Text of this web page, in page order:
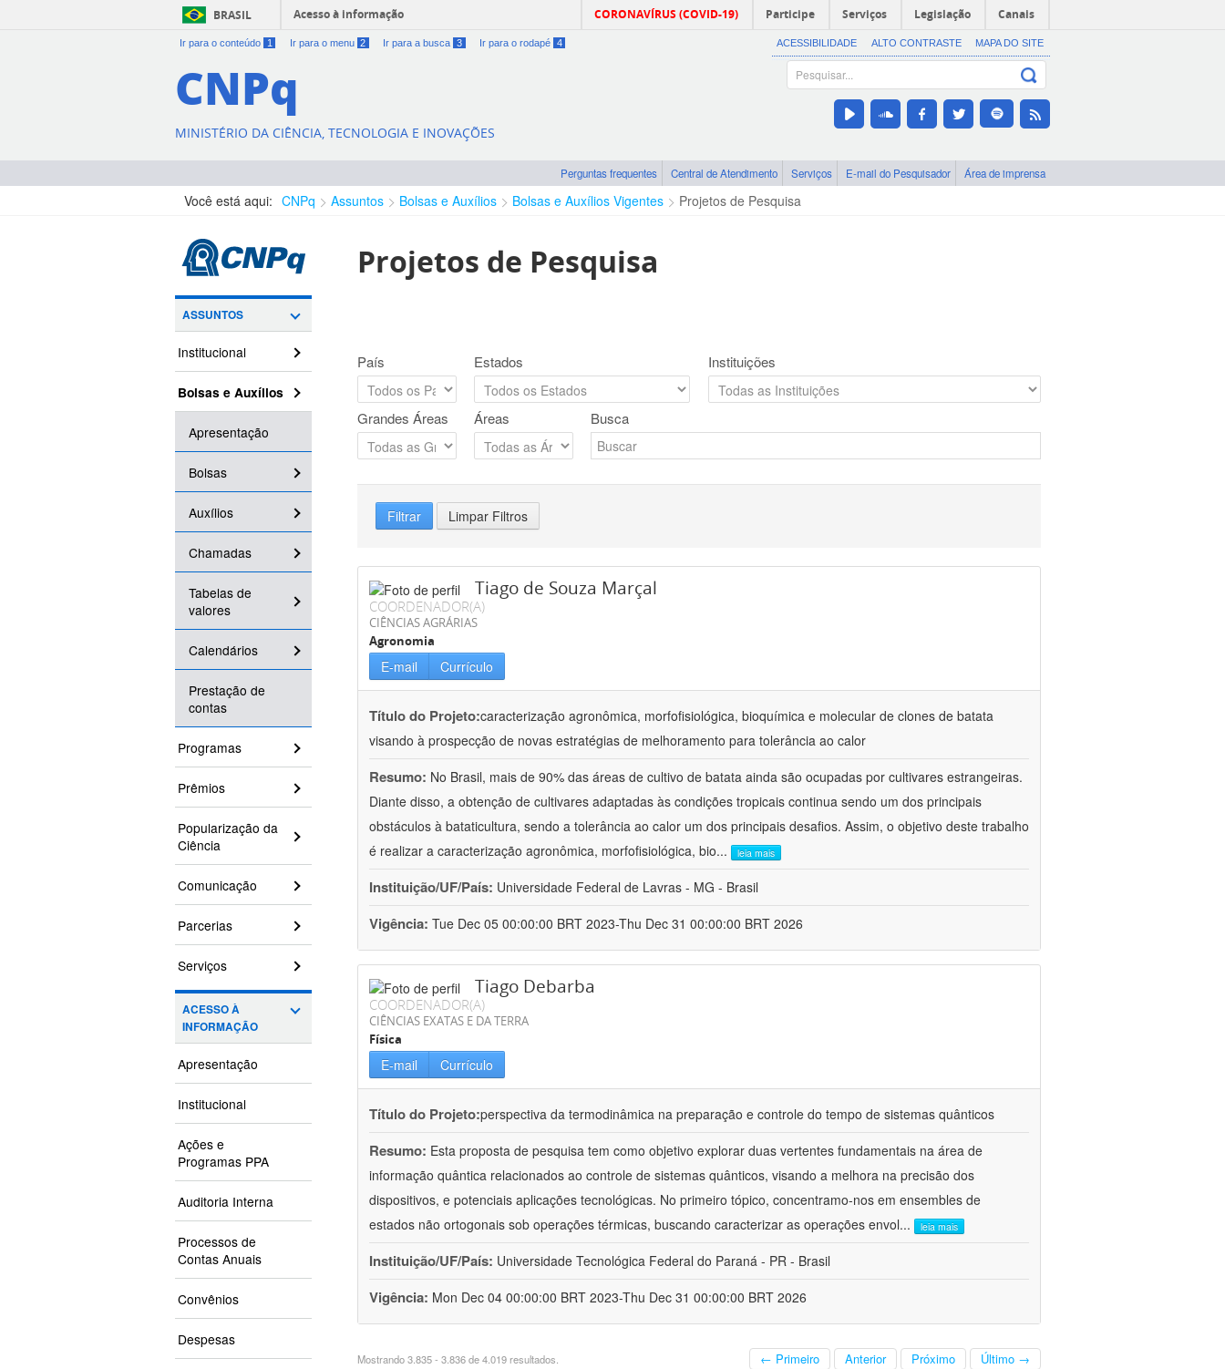
BRASIL Acesso à informação CORONAVÍRUS (COVID-19) Participe Serviços Legislação Canais
Ir para o conteúdo 1 Ir para o menu 2 Ir para a busca 3 Ir para o rodapé 4 ACESSIBILIDADE ALTO CONTRASTE MAPA DO SITE
CNPq
MINISTÉRIO DA CIÊNCIA, TECNOLOGIA E INOVAÇÕES
Perguntas frequentes Central de Atendimento Serviços E-mail do Pesquisador Área de imprensa
Você está aqui: CNPq Assuntos Bolsas e Auxílios Bolsas e Auxílios Vigentes Projetos de Pesquisa
ASSUNTOS
Institucional
Bolsas e Auxílios
Apresentação
Bolsas
Auxílios
Chamadas
Tabelas de
valores
Calendários
Prestação de
contas
Programas
Prêmios
Popularização da
Ciência
Comunicação
Parcerias
Serviços
ACESSO À
INFORMAÇÃO
Apresentação
Institucional
Ações e
Programas PPA
Auditoria Interna
Processos de
Contas Anuais
Convênios
Despesas
Projetos de Pesquisa
País Estados Instituições
Grandes Áreas Áreas Busca
Filtrar Limpar Filtros
Tiago de Souza Marçal
COORDENADOR(A)
CIÊNCIAS AGRÁRIAS
Agronomia
E-mail Currículo
Título do Projeto:caracterização agronômica, morfofisiológica, bioquímica e molecular de clones de batata
visando à prospecção de novas estratégias de melhoramento para tolerância ao calor
Resumo: No Brasil, mais de 90% das áreas de cultivo de batata ainda são ocupadas por cultivares estrangeiras.
Diante disso, a obtenção de cultivares adaptadas às condições tropicais continua sendo um dos principais
obstáculos à bataticultura, sendo a tolerância ao calor um dos principais desafios. Assim, o objetivo deste trabalho
é realizar a caracterização agronômica, morfofisiológica, bio... leia mais
Instituição/UF/País: Universidade Federal de Lavras - MG - Brasil
Vigência: Tue Dec 05 00:00:00 BRT 2023-Thu Dec 31 00:00:00 BRT 2026
Tiago Debarba
COORDENADOR(A)
CIÊNCIAS EXATAS E DA TERRA
Física
E-mail Currículo
Título do Projeto:perspectiva da termodinâmica na preparação e controle do tempo de sistemas quânticos
Resumo: Esta proposta de pesquisa tem como objetivo explorar duas vertentes fundamentais na área de
informação quântica relacionados ao controle de sistemas quânticos, visando a melhora na precisão dos
dispositivos, e potenciais aplicações tecnológicas. No primeiro tópico, concentramo-nos em ensembles de
estados não ortogonais sob operações térmicas, buscando caracterizar as operações envol... leia mais
Instituição/UF/País: Universidade Tecnológica Federal do Paraná - PR - Brasil
Vigência: Mon Dec 04 00:00:00 BRT 2023-Thu Dec 31 00:00:00 BRT 2026
Mostrando 3.835 - 3.836 de 4.019 resultados. ← Primeiro Anterior Próximo Último →